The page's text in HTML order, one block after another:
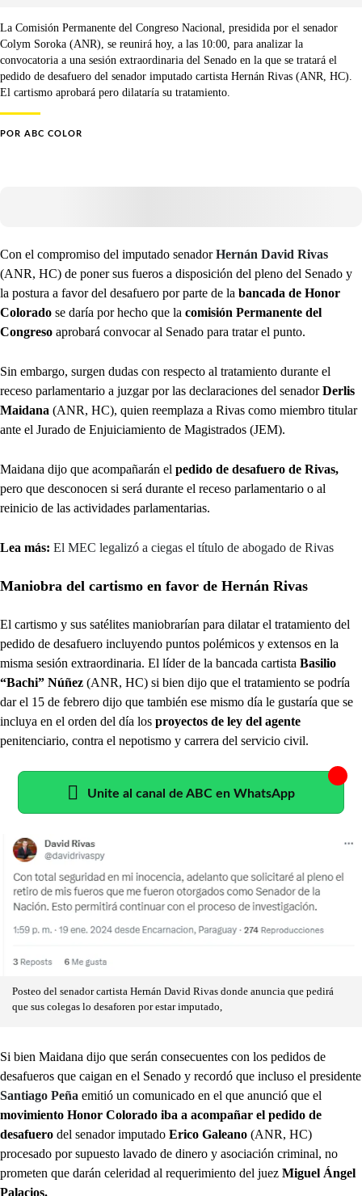
La Comisión Permanente del Congreso Nacional, presidida por el senador
Colym Soroka (ANR), se reunirá hoy, a las 10:00, para analizar la
convocatoria a una sesión extraordinaria del Senado en la que se tratará el
pedido de desafuero del senador imputado cartista Hernán Rivas (ANR, HC).
El cartismo aprobará pero dilataría su tratamiento.
POR ABC COLOR
Con el compromiso del imputado senadorHernán David Rivas
(ANR, HC) de poner sus fueros a disposición del pleno del Senado y
la postura a favor del desafuero por parte de la bancada de Honor
Colorado se daría por hecho que la comisión Permanente del
Congreso aprobará convocar al Senado para tratar el punto.
Sin embargo, surgen dudas con respecto al tratamiento durante el
receso parlamentario a juzgar por las declaraciones del senadorDerlis
Maidana (ANR, HC), quien reemplaza a Rivas como miembro titular
ante el Jurado de Enjuiciamiento de Magistrados (JEM).
Maidana dijo que acompañarán el pedido de desafuero de Rivas,
pero que desconocen si será durante el receso parlamentario o al
reinicio de las actividades parlamentarias.
Lea más: El MEC legalizó a ciegas el título de abogado de Rivas
Maniobra del cartismo en favor de Hernán Rivas
El cartismo y sus satélites maniobrarían para dilatar el tratamiento del
pedido de desafuero incluyendo puntos polémicos y extensos en la
misma sesión extraordinaria. El líder de la bancada cartista Basilio
“Bachi” Núñez (ANR, HC) si bien dijo que el tratamiento se podría
dar el 15 de febrero dijo que también ese mismo día le gustaría que se
incluya en el orden del día los proyectos de ley del agente
penitenciario, contra el nepotismo y carrera del servicio civil.
Unite al canal de ABC en WhatsApp
Posteo del senador cartista Hernán David Rivas donde anuncia que pedirá
que sus colegas lo desaforen por estar imputado,
Si bien Maidana dijo que serán consecuentes con los pedidos de
desafueros que caigan en el Senado y recordó que incluso el presidente
Santiago Peña emitió un comunicado en el que anunció que el
movimiento Honor Colorado iba a acompañar el pedido de
desafuero del senador imputado Erico Galeano (ANR, HC)
procesado por supuesto lavado de dinero y asociación criminal, no
prometen que darán celeridad al requerimiento del juez Miguel Ángel
Palacios.